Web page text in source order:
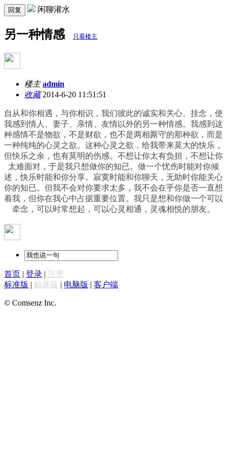
回复 闲聊灌水
另一种情感 只看楼主
楼主 admin
收藏2014-6-20 11:51:51
自从和你相遇，与你相识，我们彼此的诚实和关心、挂念，使
我感到情人、妻子、亲情、友情以外的另一种情感。我感到这
种感情不是物欲，不是财欲，也不是两相厮守的那种欲，而是
一种纯纯的心灵之欲。这种心灵之欲，给我带来莫大的快乐，
但快乐之余，也有莫明的伤感。不想让你太有负担，不想让你
太难面对，于是我只想做你的知已。做一个忧伤时能对你倾
述，快乐时能和你分享。寂寞时能和你聊天，无助时你能关心
你的知已。但我不会对你要求太多，我不会在乎你是否一直想
着我，但你在我心中占据重要位置。我只是想和你做一个可以
牵念，可以时常想起，可以心灵相通，灵魂相悦的朋友。
首页 | 登录 | 注册
标准版 | 触屏版 | 电脑版 | 客户端
© Comsenz Inc.